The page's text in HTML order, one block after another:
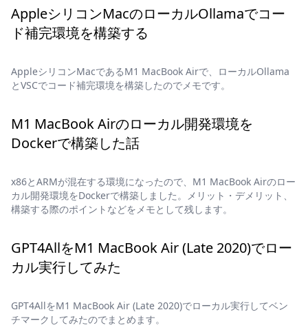
AppleシリコンMacのローカルOllamaでコー
ド補完環境を構築する
AppleシリコンMacであるM1 MacBook Airで、ローカルOllama
とVSCでコード補完環境を構築したのでメモです。
M1 MacBook Airのローカル開発環境を
Dockerで構築した話
x86とARMが混在する環境になったので、M1 MacBook Airのロー
カル開発環境をDockerで構築しました。メリット・デメリット、
構築する際のポイントなどをメモとして残します。
GPT4AllをM1 MacBook Air (Late 2020)でロー
カル実行してみた
GPT4AllをM1 MacBook Air (Late 2020)でローカル実行してベン
チマークしてみたのでまとめます。